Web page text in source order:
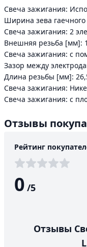
Свеча зажигания:
Ширина зева
Свеча зажигания: 2
Внешняя резьба [мм]:
Свеча зажигания: с
Зазор между
Длина резьбы [мм]:
Свеча зажигания:
Свеча зажигания: с
Отзывы
Рейтинг
0 /5
Отзывы